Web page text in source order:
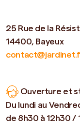
25 Rue de la
14400, Bayeux
Ouverture et
Du lundi au
de 8h30 à 12h30 /